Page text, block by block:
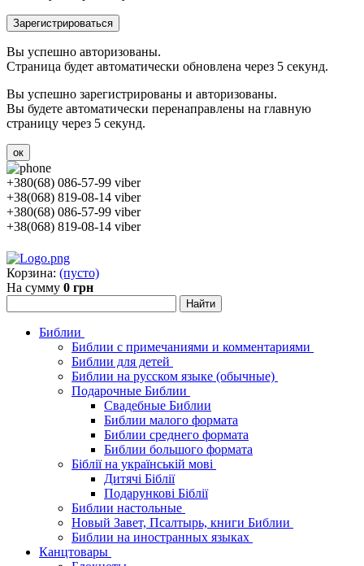
Зарегистрироваться
Вы успешно авторизованы.
Страница будет автоматически обновлена через 5 секунд.
Вы успешно зарегистрированы и авторизованы.
Вы будете автоматически перенаправлены на главную
страницу через 5 секунд.
ок
+380(68) 086-57-99 viber
+38(068) 819-08-14 viber
+380(68) 086-57-99 viber
+38(068) 819-08-14 viber
Корзина: (пусто)
На сумму 0 грн
Библии
Библии с примечаниями и комментариями
Библии для детей
Библии на русском языке (обычные)
Подарочные Библии
Свадебные Библии
Библии малого формата
Библии среднего формата
Библии большого формата
Біблії на українській мові
Дитячі Біблії
Подарункові Біблії
Библии настольные
Новый Завет, Псалтырь, книги Библии
Библии на иностранных языках
Канцтовары